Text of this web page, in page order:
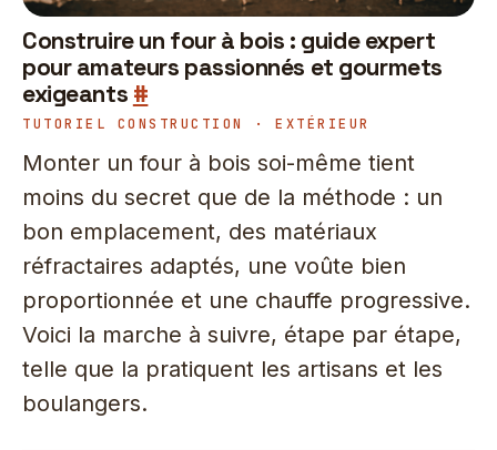
Construire un four à bois : guide expert
pour amateurs passionnés et gourmets
exigeants #
TUTORIEL CONSTRUCTION · EXTÉRIEUR
Monter un four à bois soi-même tient
moins du secret que de la méthode : un
bon emplacement, des matériaux
réfractaires adaptés, une voûte bien
proportionnée et une chauffe progressive.
Voici la marche à suivre, étape par étape,
telle que la pratiquent les artisans et les
boulangers.